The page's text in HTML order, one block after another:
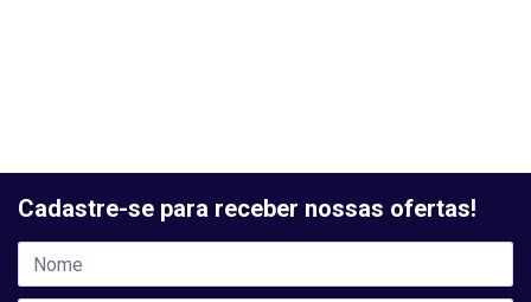
Cadastre-se para receber nossas ofertas!